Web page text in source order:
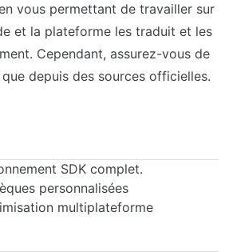
vous permettant de travailler sur
et la plateforme les traduit et les
Cependant, assurez-vous de
depuis des sources officielles.
SDK complet.
personnalisées
multiplateforme